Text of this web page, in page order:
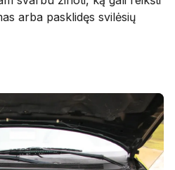
arba pasklidęs svilėsių